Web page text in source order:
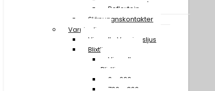
Reflextejp
Släpvagnskontakter
Varningljus
Visa alla Varningsljus
Blixtljusramper
Visa alla
Blixtljusramper
0 – 699 mm